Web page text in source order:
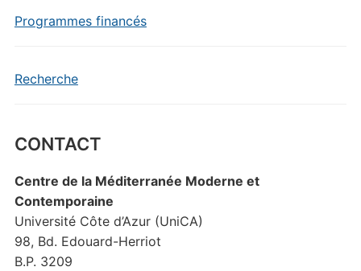
Programmes financés
Recherche
CONTACT
Centre de la Méditerranée Moderne et
Contemporaine
Université Côte d’Azur (UniCA)
98, Bd. Edouard-Herriot
B.P. 3209